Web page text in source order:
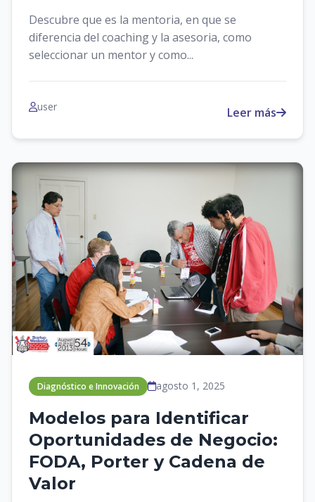
Descubre que es la mentoria, en que se
diferencia del coaching y la asesoria, como
seleccionar un mentor y como...
user Leer más
Diagnóstico e Innovación agosto 1, 2025
Modelos para Identificar
Oportunidades de Negocio:
FODA, Porter y Cadena de
Valor